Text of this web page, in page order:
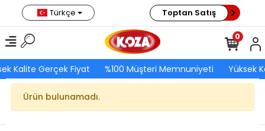
Kalite Gerçek Fiyat %100 Müşteri Memnuniyeti Yüksek
Türkçe Toptan Satış
0
Ürün bulunamadı.